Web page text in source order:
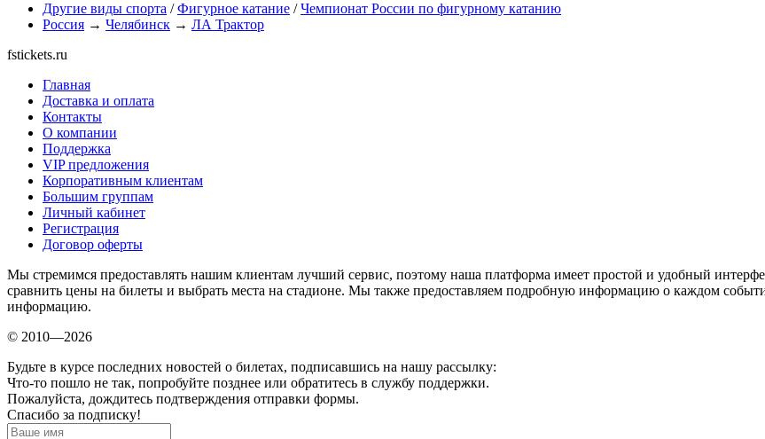
Другие виды спорта /Фигурное катание /Чемпионат России по фигурному катанию
Россия → Челябинск → ЛА Трактор
fstickets.ru
Главная
Доставка и оплата
Контакты
О компании
Поддержка
VIP предложения
Корпоративным клиентам
Большим группам
Личный кабинет
Регистрация
Договор оферты
Мы стремимся предоставлять нашим клиентам лучший сервис, поэтому наша платформа имеет простой и удобный
сравнить цены на билеты и выбрать места на стадионе. Мы также предоставляем подробную информацию о каждом
информацию.
© 2010—2026
Будьте в курсе последних новостей о билетах, подписавшись на нашу рассылку:
Что-то пошло не так, попробуйте позднее или обратитесь в службу поддержки.
Пожалуйста, дождитесь подтверждения отправки формы.
Спасибо за подписку!